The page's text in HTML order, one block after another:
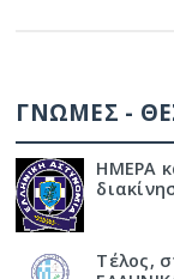
ΓΝΩΜΕΣ -
ΗΜΕΡΑ
Τέλος,